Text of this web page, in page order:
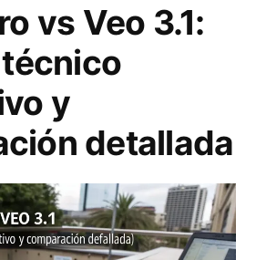
vs Veo 3.1:
y
detallada